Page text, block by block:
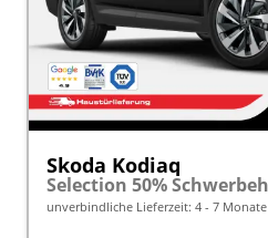
Skoda Kodiaq
unverbindliche Lieferzeit: 4 - 7 Monate